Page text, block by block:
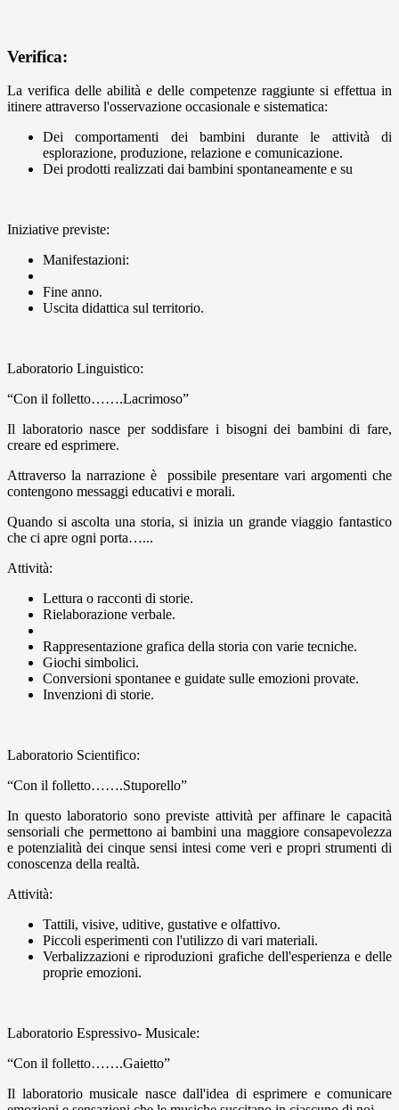
Verifica:
La verifica delle abilità e delle competenze raggiunte si effettua in
itinere attraverso l'osservazione occasionale e sistematica:
Dei comportamenti dei bambini durante le attività di
esplorazione, produzione, relazione e comunicazione.
Dei prodotti realizzati dai bambini spontaneamente e su
Iniziative previste:
Manifestazioni:
Fine anno.
Uscita didattica sul territorio.
Laboratorio Linguistico:
“Con il folletto…….Lacrimoso”
Il laboratorio nasce per soddisfare i bisogni dei bambini di fare,
creare ed esprimere.
Attraverso la narrazione è possibile presentare vari argomenti che
contengono messaggi educativi e morali.
Quando si ascolta una storia, si inizia un grande viaggio fantastico
che ci apre ogni porta…...
Attività:
Lettura o racconti di storie.
Rielaborazione verbale.
Rappresentazione grafica della storia con varie tecniche.
Giochi simbolici.
Conversioni spontanee e guidate sulle emozioni provate.
Invenzioni di storie.
Laboratorio Scientifico:
“Con il folletto…….Stuporello”
In questo laboratorio sono previste attività per affinare le capacità
sensoriali che permettono ai bambini una maggiore consapevolezza
e potenzialità dei cinque sensi intesi come veri e propri strumenti di
conoscenza della realtà.
Attività:
Tattili, visive, uditive, gustative e olfattivo.
Piccoli esperimenti con l'utilizzo di vari materiali.
Verbalizzazioni e riproduzioni grafiche dell'esperienza e delle
proprie emozioni.
Laboratorio Espressivo- Musicale:
“Con il folletto…….Gaietto”
Il laboratorio musicale nasce dall'idea di esprimere e comunicare